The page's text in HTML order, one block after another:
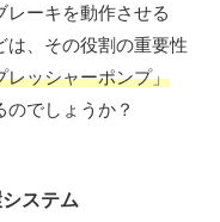
レーキを動作させる
は、その役割の重要性
レッシャーポンプ」
でしょうか？
ステム